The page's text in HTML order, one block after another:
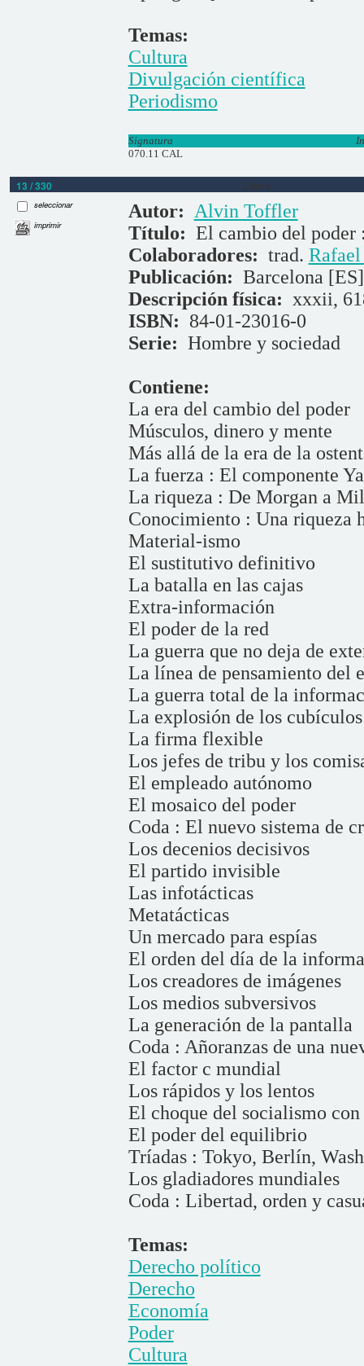
Temas:
Cultura
Divulgación científica
Periodismo
Signatura
070.11 CAL
13 / 330 Libros
seleccionar
imprimir
Autor: Alvin Toffler
Título: El cambio del poder
Colaboradores: trad.
Publicación: Barcelona
Descripción física: xxxii,
ISBN: 84-01-23016-0
Serie: Hombre y sociedad
Contiene:
La era del cambio del poder
Músculos, dinero y mente
Más allá de la era de la
La fuerza : El componente
La riqueza : De Morgan a
Conocimiento : Una riqueza
Material-ismo
El sustitutivo definitivo
La batalla en las cajas
Extra-información
El poder de la red
La guerra que no deja de
La línea de pensamiento del
La guerra total de la
La explosión de los cubículos
La firma flexible
Los jefes de tribu y los
El empleado autónomo
El mosaico del poder
Coda : El nuevo sistema de
Los decenios decisivos
El partido invisible
Las infotácticas
Metatácticas
Un mercado para espías
El orden del día de la
Los creadores de imágenes
Los medios subversivos
La generación de la pantalla
Coda : Añoranzas de una
El factor c mundial
Los rápidos y los lentos
El choque del socialismo
El poder del equilibrio
Tríadas : Tokyo, Berlín,
Los gladiadores mundiales
Coda : Libertad, orden y
Temas:
Derecho político
Derecho
Economía
Poder
Cultura